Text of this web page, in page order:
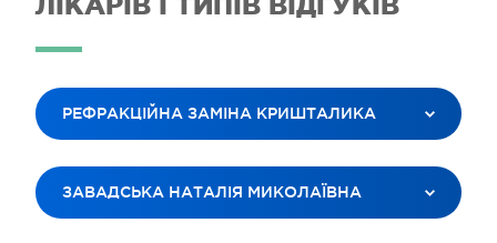
РЕФРАКЦІЙНА ЗАМІНА КРИШТАЛИКА
ВСІ ПОСЛУГИ
ЛАЗЕРНА КОРЕКЦІЯ ЗОРУ
ЗАВАДСЬКА НАТАЛІЯ МИКОЛАЇВНА